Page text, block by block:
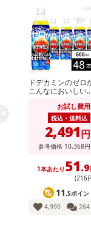
※お申込み後のキャ
記載されている内容
にご納得いただきま
※パッケージ変更や
参考の掲載画像や画
る場合がございます。
また、[新たな加工
了により、商品詳細
合がございます。
あらかじめご了承い
によるお申込み後の
【お支払いについて】
※送料はお試し費用
※d払い、PayPay、
ドデカミンのゼロ
こんなにおいしい
お試し費用
税込・送料込
2,491円
参考価格 10,368円
1本あたり 51.9
(216
11 .5ポイン
4,990
264